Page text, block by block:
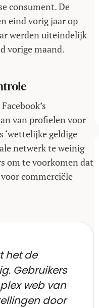
consument. De
eind vorig jaar op
werden uiteindelijk
vorige maand.
van profielen voor
‘wettelijke geldige
netwerk te weinig
om te voorkomen dat
commerciële
het de
Gebruikers
web van
door